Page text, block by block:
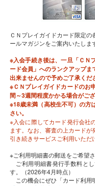
ＣＮプレイガイドカード限定
ールマガジンをご案内いたしま
※入会手続き後は、一旦「ＣＮ
ード会員」へのランクアップ
出来ませんので予めご了承くだ
※ＣＮプレイガイドカードのお
間～3週間程度かかる場合がござ
※18歳未満（高校生不可）の方
さい。
※入会に際してカード発行会社
ます。なお、審査の上カード
引き続きサービスご利用いただ
※ご利用明細書の郵送をご希望
ご利用明細書発行手数料と
す。（2026年4月時点）
この機会にぜひ「カード利用